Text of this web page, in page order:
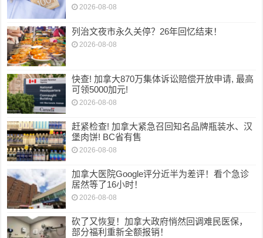
2026-08-08
列治文夜市永久关停？26年回忆结束！
2026-08-08
快查! 加拿大870万集体诉讼赔偿开放申请, 最高
可领5000加元!
2026-08-08
赶紧检查! 加拿大紧急召回知名品牌瓶装水、汉
堡肉饼! BC省有售
2026-08-08
加拿大医院Google评分近半为差评！看个急诊
居然等了16小时！
2026-08-08
砍了又恢复！加拿大政府悄然回调难民医保，
部分福利重新全额报销！